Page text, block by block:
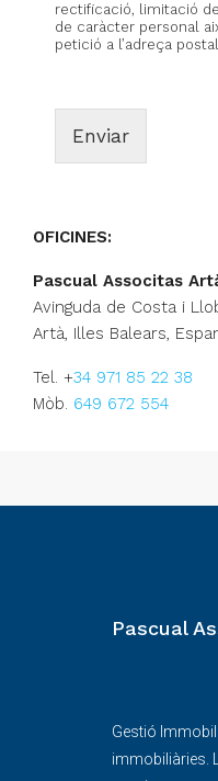
rectificació, limitació
de caràcter personal
petició a l’adreça
Enviar
OFICINES:
Pascual Associtas
Avinguda de Costa i
Artà, Illes Balears,
Tel. +34 971 85 22 38
Mòb. 649 672 554
Pascual
Gestió
immobiliàries.